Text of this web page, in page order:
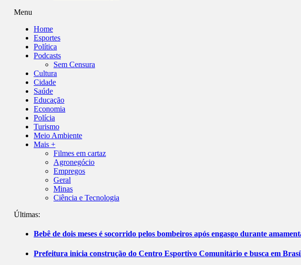
Menu
Home
Esportes
Política
Podcasts
Sem Censura
Cultura
Cidade
Saúde
Educação
Economia
Polícia
Turismo
Meio Ambiente
Mais +
Filmes em cartaz
Agronegócio
Empregos
Geral
Minas
Ciência e Tecnologia
Últimas:
Bebê de dois meses é socorrido pelos bombeiros após engasgo durante
Prefeitura inicia construção do Centro Esportivo Comunitário e busca em